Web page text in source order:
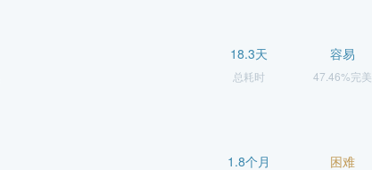
18.3天
总耗时
容易
47.46%完美
1.8个月 困难